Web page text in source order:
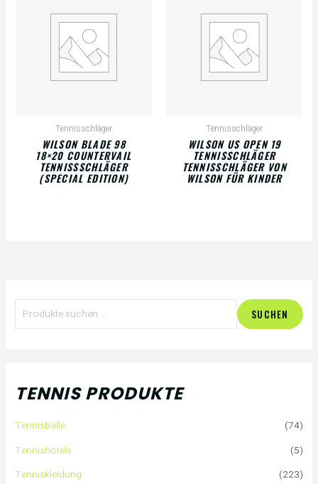
Tennisschläger
WILSON BLADE 98
18×20 COUNTERVAIL
TENNISSSCHLÄGER
(SPECIAL EDITION)
Tennisschläger
WILSON US OPEN 19
TENNISSCHLÄGER
TENNISSCHLÄGER VON
WILSON FÜR KINDER
n
SUCHEN
TENNIS PRODUKTE
Tennisbälle
(74)
Tennishotels
(5)
Tenniskleidung
(223)